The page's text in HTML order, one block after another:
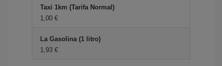
Taxi 1km (Tarifa Normal)
1,00
La Gasolina (1 litro)
1,93